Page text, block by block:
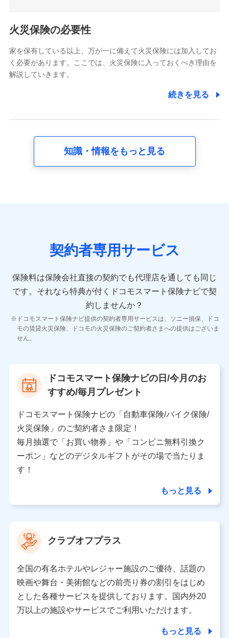
電話対応の品質向上およびお問合せ内容の正確な把握のため
6.採用応募者の個人情報
採用選考および入社手続を実施するため
8.取引先個人情報
取引先としての選定業務、営業情報の提供業務、契約締結手
10.受託業務の 個人情報
11.マイカー通勤管理クラウド並びに法人向けASPサー
ビスに関してのお問い合わせ情報
各種お問い合わせに対応するため
当社のサービスに関する情報提供や、皆様に有用なお知らせ
をお送りするため
当社の対応品質向上やお問い合わせ内容の正確な把握のため
個人情報保護管理者の職名、連絡先
〒103-0013 東京都中央区日本橋人形町2-14-10 アー
バンネット日本橋ビル 3F
株式会社ドコモ・インシュアランス
個人情報の第三者提供について
当社は利用目的の達成に必要な範囲内において個人情報
の取り扱いの全部または一部を委託する場合がありま
す。
個人データの共同利用
当社は株式会社NTTドコモとの間で、以下のとおり個
人データを共同利用します。
火災保険の必要性
家を保有している以上、万が一に備えて火災保険には加入してお
く必要があります。ここでは、火災保険に入っておくべき理由を
解説していきます。
続きを見る
知識・情報をもっと見る
契約者専用サービス
保険料は保険会社直接の契約でも代理店を通しても同じ
です。 それなら特典が付くドコモスマート保険ナビで契
約しませんか？
ドコモスマート保険ナビ提供の契約者専用サービスは、ソニー損保、ドコ
モの賃貸火災保険、ドコモの火災保険のご契約者さまへの提供はございま
せん。
ドコモスマート保険ナビの日/今月のお
すすめ/毎月プレゼント
ドコモスマート保険ナビの「自動車保険/バイク保険/
火災保険」のご契約者さま限定！
毎月抽選で「お買い物券」や「コンビニ無料引換ク
ーポン」などのデジタルギフトがその場で当たりま
す！
もっと見る
クラブオフプラス
全国の有名ホテルやレジャー施設のご優待、話題の
映画や舞台・美術館などの前売り券の割引をはじめ
とした各種サービスを提供しております。国内外20
万以上の施設やサービスでご利用いただけます。
もっと見る